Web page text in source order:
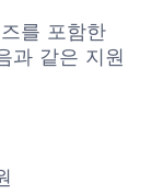
를 포함한
과 같은 지원